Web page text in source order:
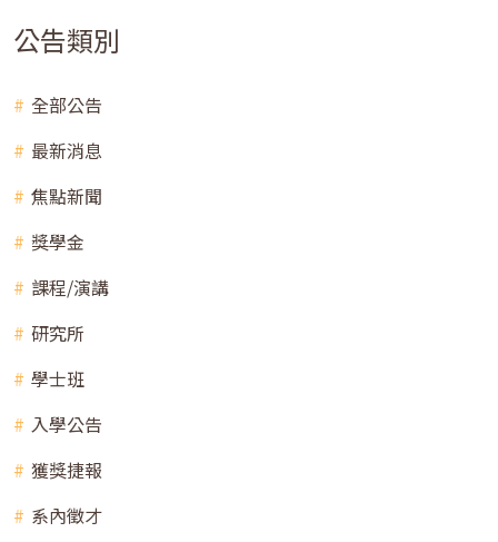
公告類別
全部公告
最新消息
焦點新聞
獎學金
課程/演講
研究所
學士班
入學公告
獲獎捷報
系內徵才